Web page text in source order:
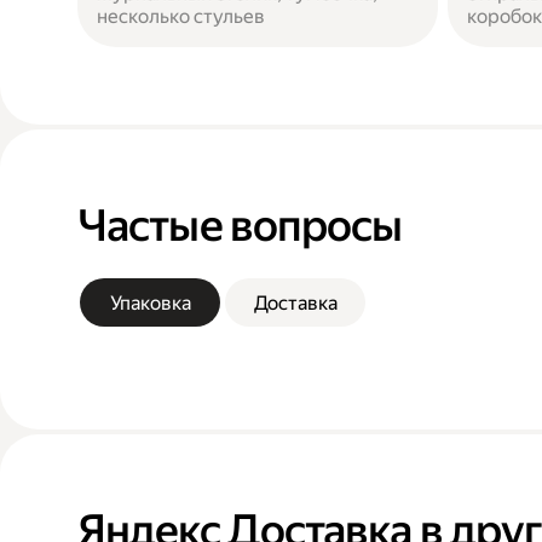
несколько стульев
коробок
Частые вопросы
Упаковка Доставка
Яндекс Доставка в